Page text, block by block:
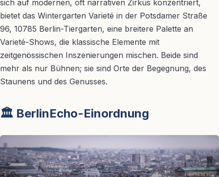
sich auf modernen, oft narrativen Zirkus konzentriert,
bietet das Wintergarten Varieté in der Potsdamer Straße
96, 10785 Berlin-Tiergarten, eine breitere Palette an
Varieté-Shows, die klassische Elemente mit
zeitgenössischen Inszenierungen mischen. Beide sind
mehr als nur Bühnen; sie sind Orte der Begegnung, des
Staunens und des Genusses.
🏛️ BerlinEcho-Einordnung